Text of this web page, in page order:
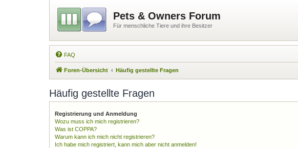
Pets & Owners Forum
Für menschliche Tiere und ihre Besitzer
FAQ
Foren-Übersicht Häufig gestellte Fragen
Häufig gestellte Fragen
Registrierung und Anmeldung
Wozu muss ich mich registrieren?
Was ist COPPA?
Warum kann ich mich nicht registrieren?
Ich habe mich registriert, kann mich aber nicht anmelden!